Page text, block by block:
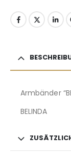
Armbänder
BELINDA